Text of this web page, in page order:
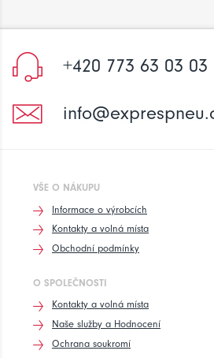
+420 773 63 03 03
VŠE O NÁKUPU
Informace o výrobcích
Kontakty a volná místa
Obchodní podmínky
O SPOLEČNOSTI
Kontakty a volná místa
Naše služby a Hodnocení
Ochrana soukromí